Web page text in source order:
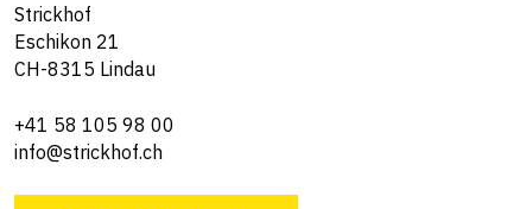
Strickhof
Eschikon 21
CH-8315 Lindau
+41 58 105 98 00
info@strickhof.ch